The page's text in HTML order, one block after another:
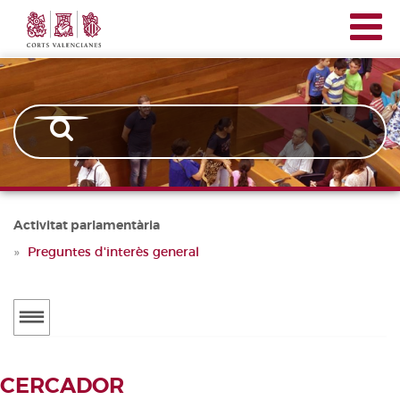
contingut
Corts
Valencianes
Activitat parlamentària
Preguntes d'interès general
Menú
Notícies
CERCADOR DE TRAMITACIONS
CERCADOR